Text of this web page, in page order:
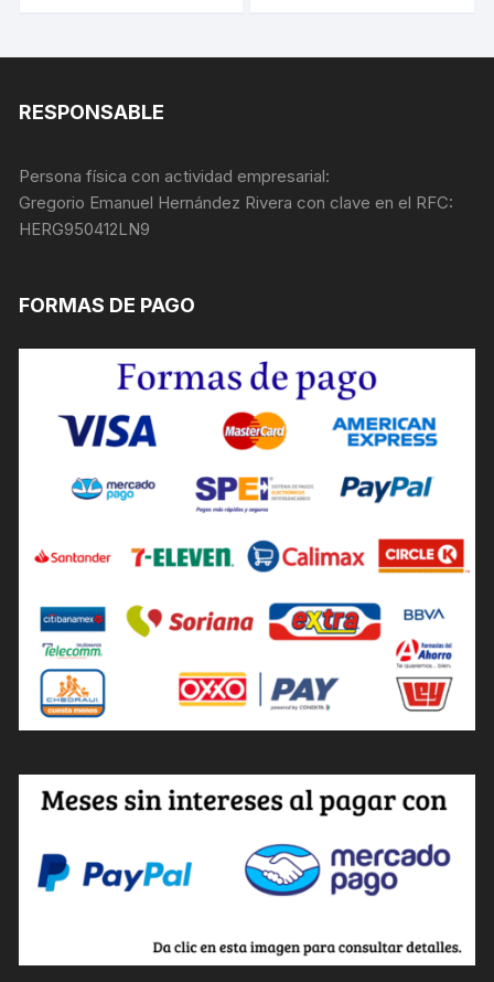
RESPONSABLE
Persona física con actividad empresarial:
Gregorio Emanuel Hernández Rivera con clave en el RFC:
HERG950412LN9
FORMAS DE PAGO